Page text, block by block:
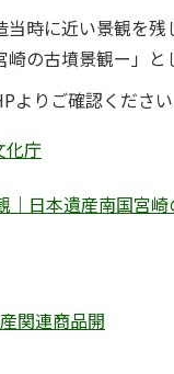
時に近い景観を
の古墳景観ー」と
よりご確認くださ
化庁
｜日本遺産南国宮
関連商品開